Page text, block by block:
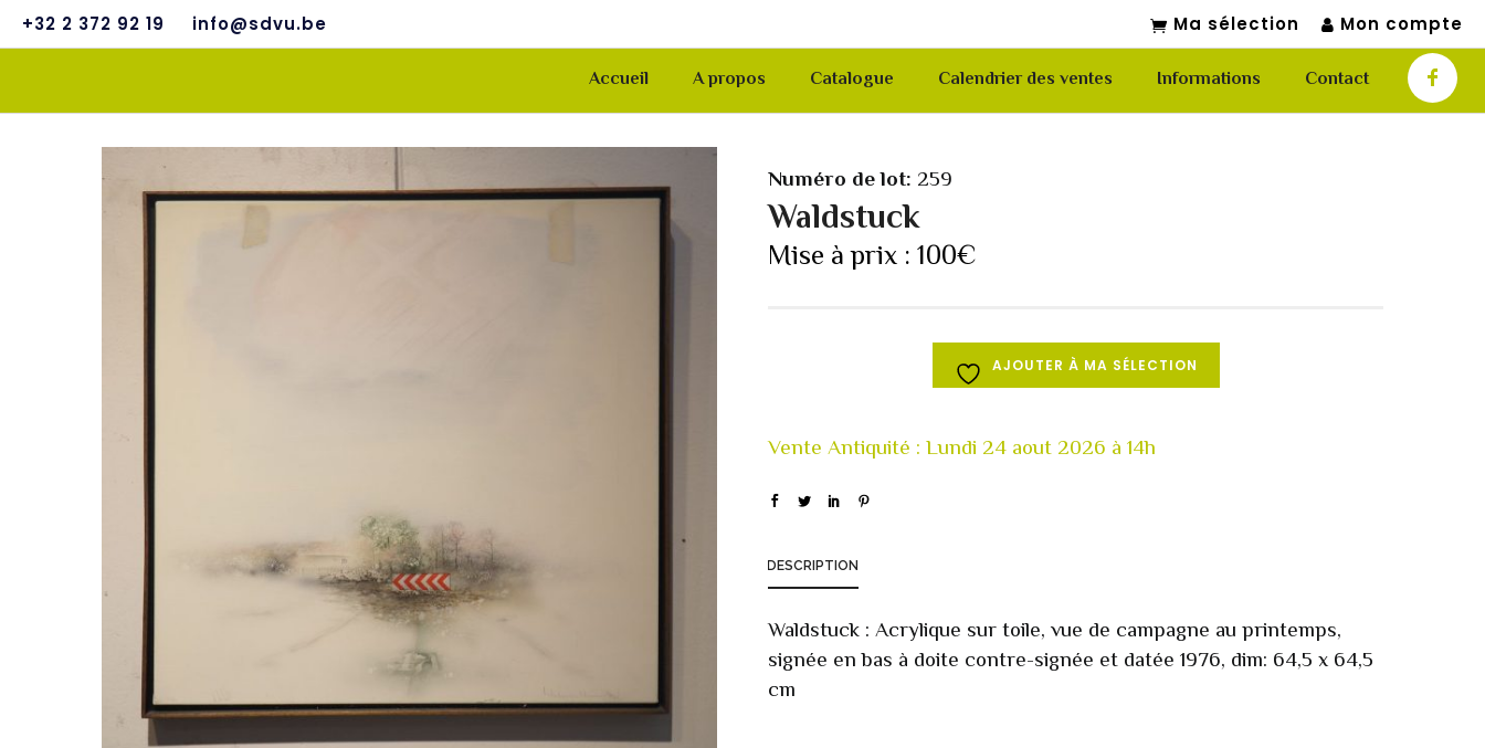
+32 2 372 92 19 info@sdvu.be Ma sélection Mon compte
Accueil A propos Catalogue Calendrier des ventes Informations Contact
Numéro de lot: 259
Waldstuck
Mise à prix :100€
AJOUTER À MA SÉLECTION
DESCRIPTION
Waldstuck : Acrylique sur toile, vue de campagne au printemps,
signée en bas à doite contre-signée et datée 1976, dim: 64,5 x 64,5
cm